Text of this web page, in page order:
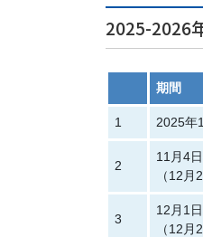
2025-2026
期間
1 2025年
2
11月4
（12月
3
12月1
（12月